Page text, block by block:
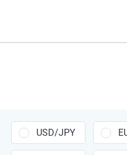
GBP/JPY
USD/JPY